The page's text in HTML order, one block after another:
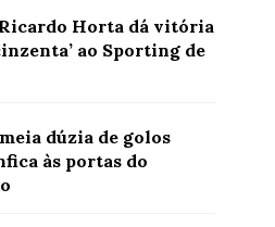
Horta dá vitória
ao Sporting de
dúzia de golos
às portas do